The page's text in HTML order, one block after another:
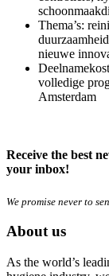
Thema’s:
nieuwe
volledige
Amsterdam
Receive the best
your inbox!
We promise never to
About us
As the world’s